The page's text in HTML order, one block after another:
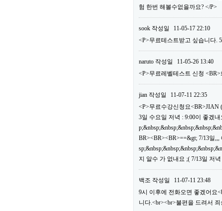
험 한번 해볼수없을까요? </P>
sook 작성일
11-05-17 22:10
<P>무료테스트받고 싶습니다.
naruto 작성일
11-05-26 13:40
<P>무료레벨테스트 신청 <BR>
jian 작성일
11-07-11 22:35
<P>무료수강신청요<BR>JIAN
3일 수요일 저녁 : 9:00이 좋겠내
BR><BR><BR>==&gt; 7/13일
지 알수 가 없내요 ;( 7/13일 저
백조 작성일
11-07-11 23:48
9시 이후에 전화오면 좋겠어요
니다.<br><br>불편을 드려서